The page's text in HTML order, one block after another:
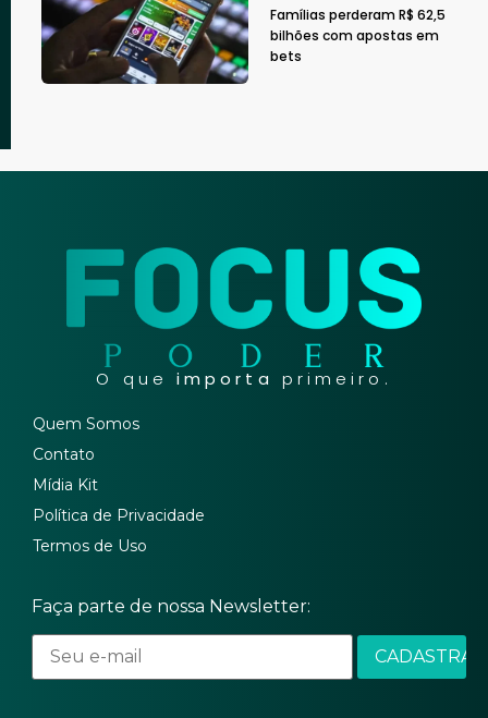
Famílias perderam R$ 62,5
bilhões com apostas em
bets
O que importa primeiro.
Quem Somos
Contato
Mídia Kit
Política de Privacidade
Termos de Uso
Faça parte de nossa Newsletter: